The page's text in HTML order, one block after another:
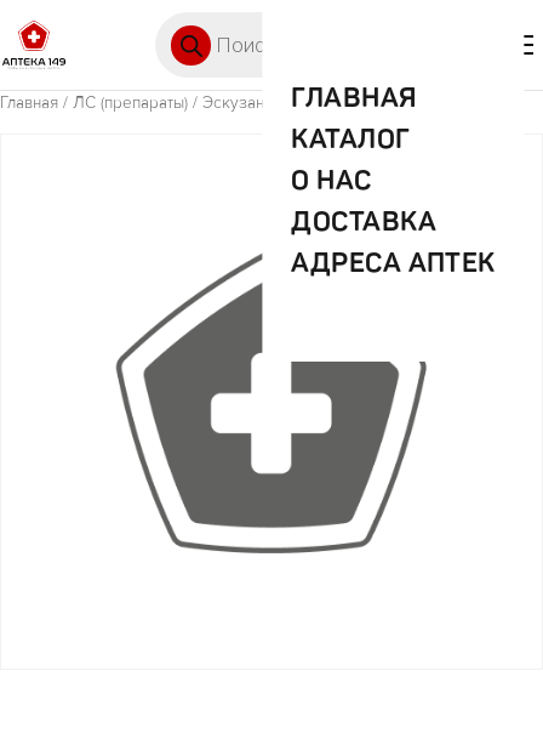
ГЛАВНАЯ
КАТАЛОГ
О НАС
ДОСТАВКА
АДРЕСА АПТЕК
Главная / ЛС (препараты) / Эскузан 20мл капли